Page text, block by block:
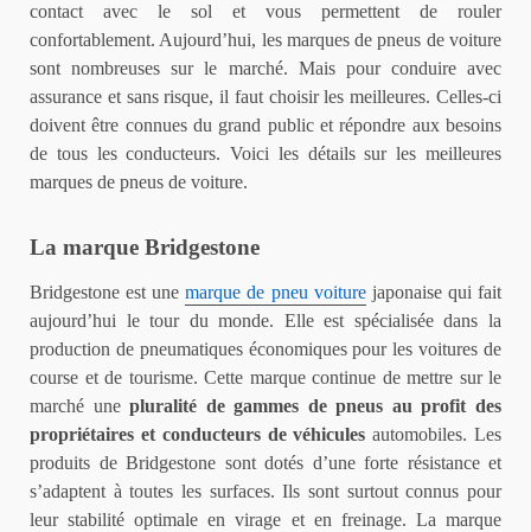
contact avec le sol et vous permettent de rouler
confortablement. Aujourd’hui, les marques de pneus de voiture
sont nombreuses sur le marché. Mais pour conduire avec
assurance et sans risque, il faut choisir les meilleures. Celles-ci
doivent être connues du grand public et répondre aux besoins
de tous les conducteurs. Voici les détails sur les meilleures
marques de pneus de voiture.
La marque Bridgestone
Bridgestone est unemarque de pneu voiturejaponaise qui fait
aujourd’hui le tour du monde. Elle est spécialisée dans la
production de pneumatiques économiques pour les voitures de
course et de tourisme. Cette marque continue de mettre sur le
marché unepluralité de gammes de pneus au profit des
propriétaires et conducteurs de véhicules automobiles. Les
produits de Bridgestone sont dotés d’une forte résistance et
s’adaptent à toutes les surfaces. Ils sont surtout connus pour
leur stabilité optimale en virage et en freinage. La marque